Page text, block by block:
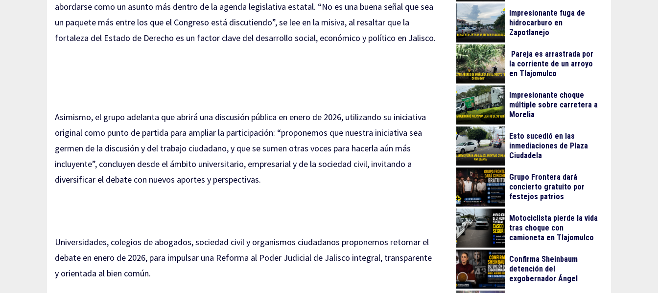
abordarse como un asunto más dentro de la agenda legislativa estatal. “No es una buena señal que sea
un paquete más entre los que el Congreso está discutiendo”, se lee en la misiva, al resaltar que la
fortaleza del Estado de Derecho es un factor clave del desarrollo social, económico y político en Jalisco.
Asimismo, el grupo adelanta que abrirá una discusión pública en enero de 2026, utilizando su iniciativa
original como punto de partida para ampliar la participación: “proponemos que nuestra iniciativa sea
germen de la discusión y del trabajo ciudadano, y que se sumen otras voces para hacerla aún más
incluyente”, concluyen desde el ámbito universitario, empresarial y de la sociedad civil, invitando a
diversificar el debate con nuevos aportes y perspectivas.
Universidades, colegios de abogados, sociedad civil y organismos ciudadanos proponemos retomar el
debate en enero de 2026, para impulsar una Reforma al Poder Judicial de Jalisco integral, transparente
y orientada al bien común.
Impresionante fuga de
hidrocarburo en
Zapotlanejo
Pareja es arrastrada por
la corriente de un arroyo
en Tlajomulco
Impresionante choque
múltiple sobre carretera a
Morelia
Esto sucedió en las
inmediaciones de Plaza
Ciudadela
Grupo Frontera dará
concierto gratuito por
festejos patrios
Motociclista pierde la vida
tras choque con
camioneta en Tlajomulco
Confirma Sheinbaum
detención del
exgobernador Ángel